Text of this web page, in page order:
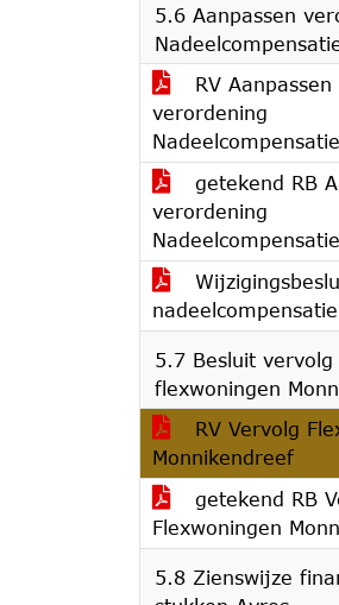
5.6 Aanpassen
RV Aanpassen
verordening
Nadeelcompensatie
getekend RB
verordening
Nadeelcompensatie
nadeelcompensatie
5.7 Besluit vervolg
flexwoningen
RV Vervolg
Monnikendreef
getekend RB
Flexwoningen
5.8 Zienswijze